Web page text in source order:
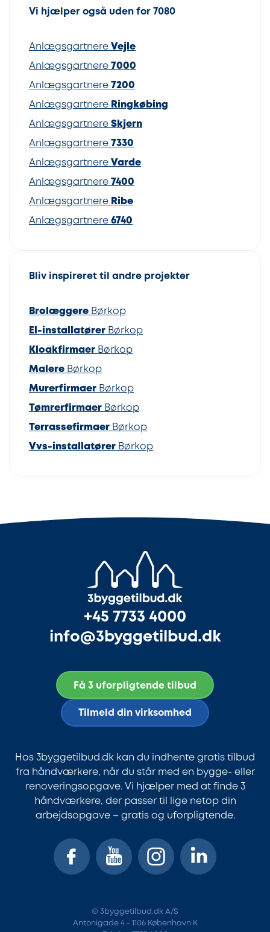
Vi hjælper også uden for 7080
Anlægsgartnere Vejle
Anlægsgartnere 7000
Anlægsgartnere 7200
Anlægsgartnere Ringkøbing
Anlægsgartnere Skjern
Anlægsgartnere 7330
Anlægsgartnere Varde
Anlægsgartnere 7400
Anlægsgartnere Ribe
Anlægsgartnere 6740
Bliv inspireret til andre projekter
Brolæggere Børkop
El-installatører Børkop
Kloakfirmaer Børkop
Malere Børkop
Murerfirmaer Børkop
Tømrerfirmaer Børkop
Terrassefirmaer Børkop
Vvs-installatører Børkop
+45 7733 4000
info@3byggetilbud.dk
Få 3 uforpligtende tilbud
Tilmeld din virksomhed
Hos 3byggetilbud.dk kan du indhente gratis tilbud
fra håndværkere, når du står med en bygge- eller
renoveringsopgave. Vi hjælper med at finde 3
håndværkere, der passer til lige netop din
arbejdsopgave – gratis og uforpligtende.
© 3byggetilbud.dk A/S
Antonigade 4 - 1106 København K